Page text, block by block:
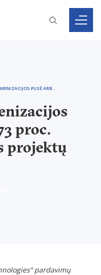
KODĖL 73 PROC. SKAITMENIZACIJOS PROJEKTŲ ŽLUNGA?
proc.
projektų
pardavimų